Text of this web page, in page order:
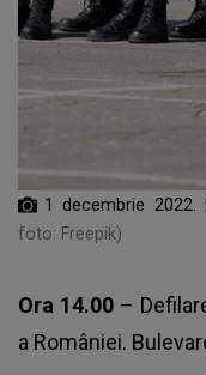
1 decembrie 2022.
foto: Freepik)
Ora 14.00 –
a României.